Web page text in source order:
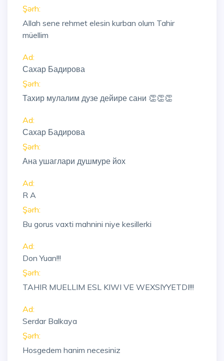
Şərh:
Allah sene rehmet elesin kurban olum Tahir
müellim
Ad:
Сахар Бадирова
Şərh:
Тахир мулалим дузе дейире сани 👏👏👏
Ad:
Сахар Бадирова
Şərh:
Ана ушаглари душмуре йох
Ad:
R A
Şərh:
Bu gorus vaxti mahnini niye kesillerki
Ad:
Don Yuan!!!
Şərh:
TAHIR MUELLIM ESL KIWI VE WEXSIYYETDI!!!
Ad:
Serdar Balkaya
Şərh:
Hosgedem hanim necesiniz